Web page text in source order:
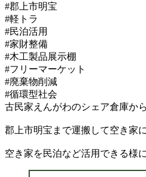
#郡上市明宝
#軽トラ
#民泊活用
#家財整備
#木工製品展示棚
#フリーマーケット
#廃棄物削減
#循環型社会
古民家えんがわのシェア倉庫か
郡上市明宝まで運搬して空き家
空き家を民泊など活用できる様